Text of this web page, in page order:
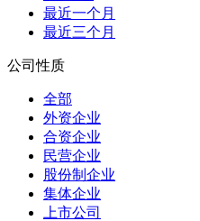
最近一个月
最近三个月
公司性质
全部
外资企业
合资企业
民营企业
股份制企业
集体企业
上市公司